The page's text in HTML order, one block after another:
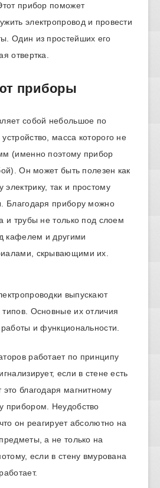
прибор поможет
электропровод и провести
Один из простейших его
отвертка.
приборы
собой небольшое по
масса которого не
(именно поэтому прибор
Он может быть полезен как
так и простому
Благодаря прибору можно
и трубы не только под слоем
кафелем и другими
скрывающими их.
выпускают
Основные их отличия
и функциональности.
работает по принципу
если в стене есть
благодаря магнитному
прибором. Неудобство
он реагирует абсолютно на
а не только на
если в стену вмурована